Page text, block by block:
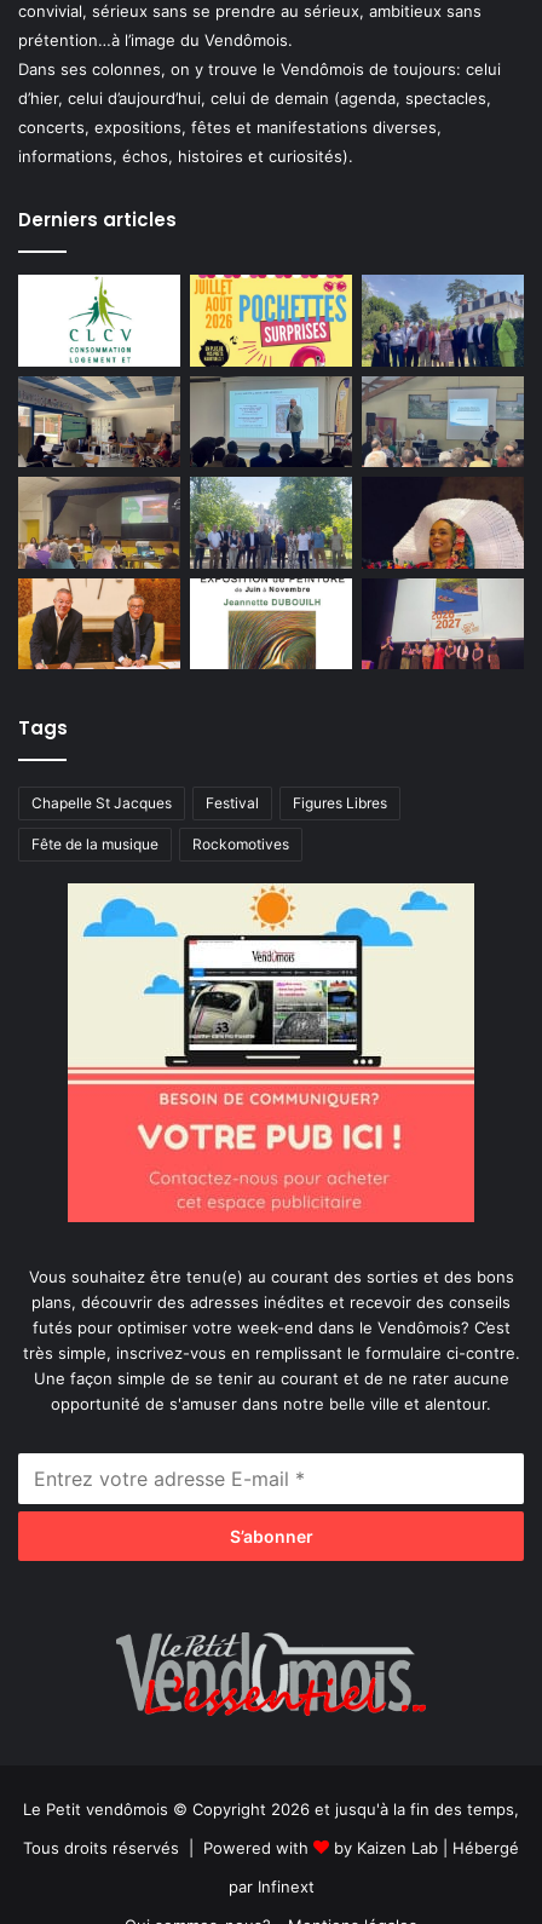
convivial, sérieux sans se prendre au sérieux, ambitieux sans
prétention…à l’image du Vendômois.
Dans ses colonnes, on y trouve le Vendômois de toujours: celui
d’hier, celui d’aujourd’hui, celui de demain (agenda, spectacles,
concerts, expositions, fêtes et manifestations diverses,
informations, échos, histoires et curiosités).
Derniers articles
Tags
Chapelle St Jacques Festival Figures Libres
Fête de la musique Rockomotives
Vous souhaitez être tenu(e) au courant des sorties et des bons
plans, découvrir des adresses inédites et recevoir des conseils
futés pour optimiser votre week-end dans le Vendômois? C’est
très simple, inscrivez-vous en remplissant le formulaire ci-contre.
Une façon simple de se tenir au courant et de ne rater aucune
opportunité de s'amuser dans notre belle ville et alentour.
Le Petit vendômois © Copyright 2026 et jusqu'à la fin des temps,
Tous droits réservés | Powered with
by Kaizen Lab | Hébergé
par Infinext